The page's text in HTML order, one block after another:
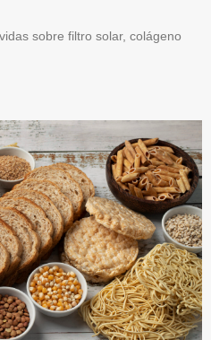
sobre filtro solar, colágeno